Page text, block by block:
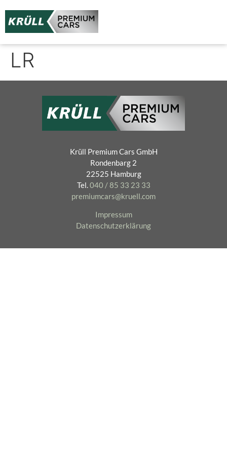
LR
Krüll Premium Cars GmbH
Rondenbarg 2
22525 Hamburg
Tel.040 / 85 33 23 33
premiumcars@kruell.com
Impressum
Datenschutzerklärung